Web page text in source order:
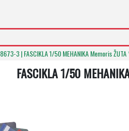
8673-3 | FASCIKLA 1/50 MEHANIKA Memoris ŽUTA
FASCIKLA 1/50